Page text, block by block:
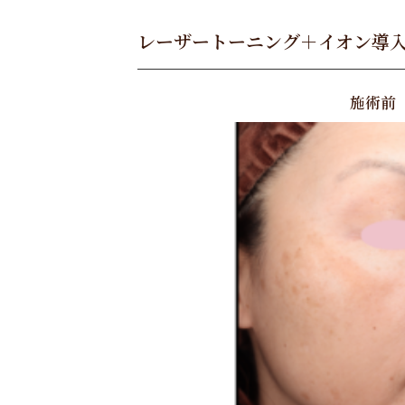
レーザートーニング＋イオン導
施術前